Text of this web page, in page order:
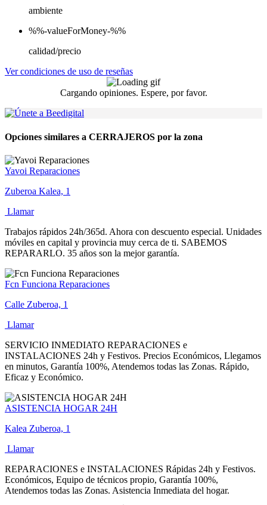
ambiente
%%-valueForMoney-%%
calidad/precio
Ver condiciones de uso de reseñas
Cargando opiniones. Espere, por favor.
Opciones similares a CERRAJEROS por la zona
Yavoi Reparaciones
Zuberoa Kalea, 1
Llamar
Trabajos rápidos 24h/365d. Ahora con descuento especial. Unidades
móviles en capital y provincia muy cerca de ti. SABEMOS
REPARARLO. 35 años son la mejor garantía.
Fcn Funciona Reparaciones
Calle Zuberoa, 1
Llamar
SERVICIO INMEDIATO REPARACIONES e
INSTALACIONES 24h y Festivos. Precios Económicos, Llegamos
en minutos, Garantía 100%, Atendemos todas las Zonas. Rápido,
Eficaz y Económico.
ASISTENCIA HOGAR 24H
Kalea Zuberoa, 1
Llamar
REPARACIONES e INSTALACIONES Rápidas 24h y Festivos.
Económicos, Equipo de técnicos propio, Garantía 100%,
Atendemos todas las Zonas. Asistencia Inmediata del hogar.